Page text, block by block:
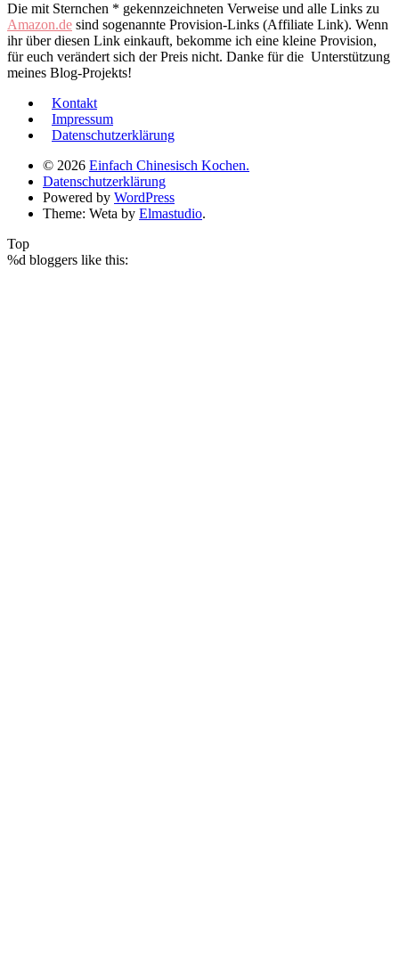
Die mit Sternchen * gekennzeichneten Verweise und alle Links zu
Amazon.de sind sogenannte Provision-Links (Affiliate Link). Wenn
ihr über diesen Link einkauft, bekomme ich eine kleine Provision,
für euch verändert sich der Preis nicht. Danke für die Unterstützung
meines Blog-Projekts!
Kontakt
Impressum
Datenschutzerklärung
© 2026 Einfach Chinesisch Kochen.
Datenschutzerklärung
Powered by WordPress
Theme: Weta by Elmastudio.
Top
%d bloggers like this: